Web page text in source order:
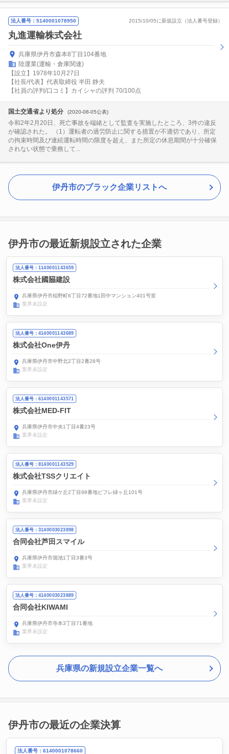
法人番号：5140001078950 2015/10/05に新規設立（法人番号登録）
丸進運輸株式会社
兵庫県伊丹市森本8丁目104番地
陸運業(運輸・倉庫関連)
【設立】1978年10月27日
【社長/代表】代表取締役 半田 静夫
【社員の評判/口コミ】カイシャの評判 70/100点
国土交通省より処分 (2020-08-05公表)
令和2年2月20日、死亡事故を端緒として監査を実施したところ、3件の違反
が確認された。 （1）運転者の過労防止に関する措置が不適切であり、所定
の拘束時間及び連続運転時間の限度を超え、また所定の休息期間が十分確保
されない状態で乗務して...
伊丹市のブラック企業リストへ
伊丹市の最近新規設立された企業
法人番号：1140001143659
株式会社國𦚰建設
兵庫県伊丹市稲野町6丁目72番地1田中マンション401号室
業界未設定
法人番号：4140001143689
株式会社One伊丹
兵庫県伊丹市中野北2丁目2番28号
業界未設定
法人番号：6140001143571
株式会社MED-FIT
兵庫県伊丹市中央1丁目4番23号
業界未設定
法人番号：8140001143529
株式会社TSSクリエイト
兵庫県伊丹市緑ケ丘2丁目98番地ピフレ緑ヶ丘101号
業界未設定
法人番号：3140003023898
合同会社芦田スマイル
兵庫県伊丹市堀池1丁目3番3号
業界未設定
法人番号：4140003023889
合同会社KIWAMI
兵庫県伊丹市寺本3丁目71番地
業界未設定
兵庫県の新規設立企業一覧へ
伊丹市の最近の企業決算
法人番号：6140001078660